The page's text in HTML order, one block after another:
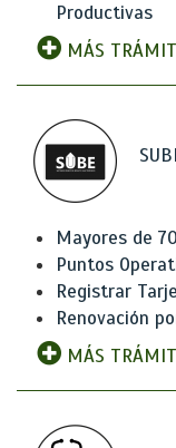
Productivas
MÁS
Mayores de
Puntos
Registrar
Renovación
MÁS